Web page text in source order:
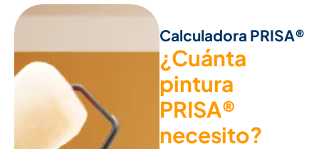
Calculadora PRISA®
¿Cuánta
pintura
PRISA®
necesito?